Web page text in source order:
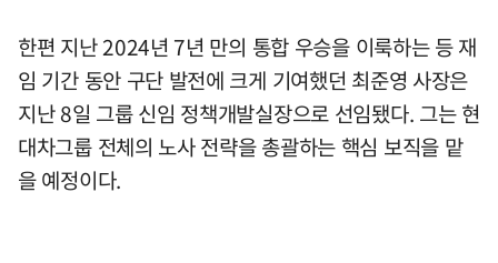
한편 지난 2024년 7년 만의 통합 우승을 이룩하는 등 재
임 기간 동안 구단 발전에 크게 기여했던 최준영 사장은
지난 8일 그룹 신임 정책개발실장으로 선임됐다. 그는 현
대차그룹 전체의 노사 전략을 총괄하는 핵심 보직을 맡
을 예정이다.